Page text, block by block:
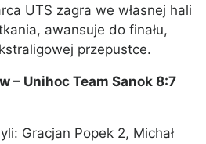
UTS zagra we własnej hali
awansuje do finału,
przepustce.
– Unihoc Team Sanok 8:7
Gracjan Popek 2, Michał